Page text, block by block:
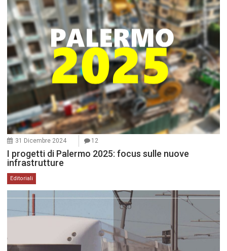
31 Dicembre 2024 12
I progetti di Palermo 2025: focus sulle nuove
infrastrutture
Editoriali